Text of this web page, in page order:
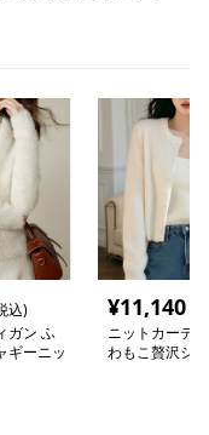
込)
ガン ふ
ギーニッ
¥11,140
ニットカーデ
わもこ贅沢シ